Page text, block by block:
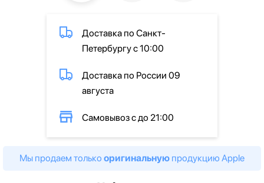
Доставка по Санкт-
Петербургу с 10:00
Доставка по России 09
августа
Самовывоз с до 21:00
Мы продаем только оригинальную продукцию Apple